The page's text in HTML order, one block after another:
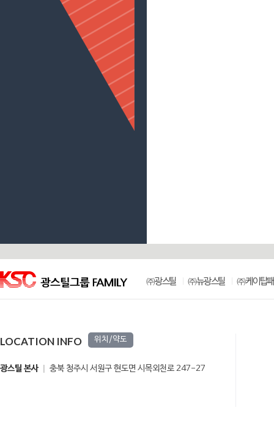
㈜광스틸 ㈜뉴광스틸 ㈜케이탑
LOCATION INFO 위치/약도
광스틸 본사 충북 청주시 서원구 현도면 시목외천로 247-27